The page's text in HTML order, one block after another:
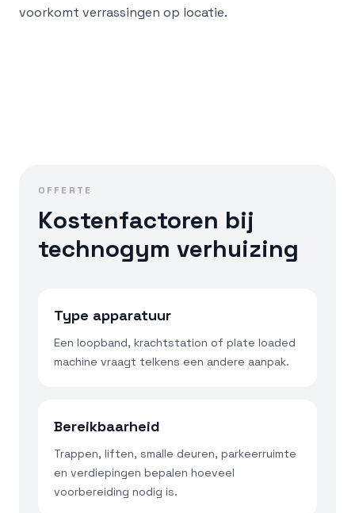
voorkomt verrassingen op locatie.
OFFERTE
Kostenfactoren bij
technogym verhuizing
Type apparatuur
Een loopband, krachtstation of plate loaded
machine vraagt telkens een andere aanpak.
Bereikbaarheid
Trappen, liften, smalle deuren, parkeerruimte
en verdiepingen bepalen hoeveel
voorbereiding nodig is.